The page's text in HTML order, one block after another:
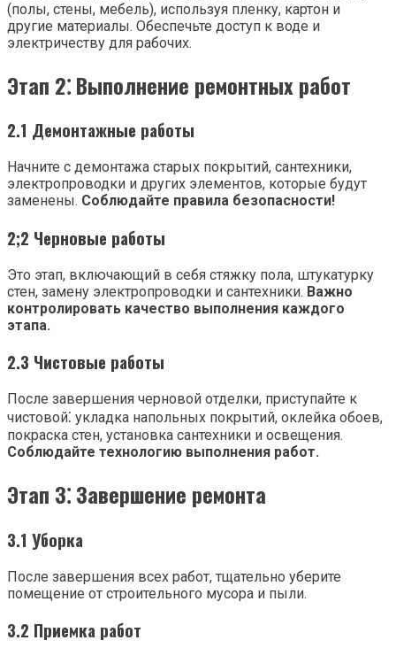
(полы, стены, мебель), используя пленку, картон и
другие материалы. Обеспечьте доступ к воде и
электричеству для рабочих.
Этап 2⁚ Выполнение ремонтных работ
2.1 Демонтажные работы
Начните с демонтажа старых покрытий, сантехники,
электропроводки и других элементов, которые будут
заменены. Соблюдайте правила безопасности!
2;2 Черновые работы
Это этап, включающий в себя стяжку пола, штукатурку
стен, замену электропроводки и сантехники. Важно
контролировать качество выполнения каждого
этапа.
2.3 Чистовые работы
После завершения черновой отделки, приступайте к
чистовой⁚ укладка напольных покрытий, оклейка обоев,
покраска стен, установка сантехники и освещения.
Соблюдайте технологию выполнения работ.
Этап 3⁚ Завершение ремонта
3.1 Уборка
После завершения всех работ, тщательно уберите
помещение от строительного мусора и пыли.
3.2 Приемка работ